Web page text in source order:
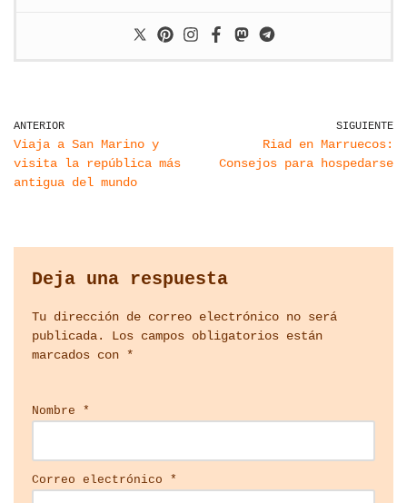
ANTERIOR
Viaja a San Marino y
visita la república más
antigua del mundo
SIGUIENTE
Riad en Marruecos:
Consejos para hospedarse
Deja una respuesta
Tu dirección de correo electrónico no será
publicada.
Los campos obligatorios están
marcados con *
Nombre *
Correo electrónico *